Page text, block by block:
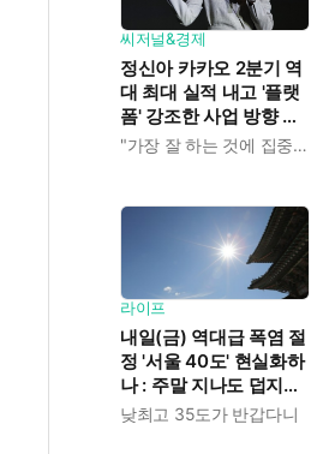
씨저널&경제
정신아 카카오 2분기 역
대 최대 실적 내고 '플랫
폼' 강조한 사업 방향 발
표 : "쿠팡이츠 들여오고"가장 잘 하는 것에 집중하겠다"
라이프
내일(금) 역대급 폭염 절
정 '서울 40도' 현실화하
나 : 주말 지나도 덥지만
'최고 35도'로 수그러든
낮최고 35도가 반갑다니